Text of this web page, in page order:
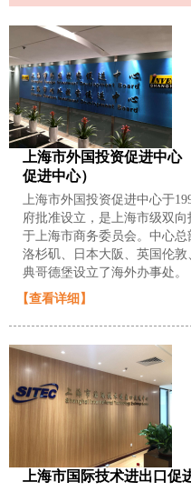
上海市外国投资促进中心
促进中心）
上海市外国投资促进中心于
府批准设立，是上海市级双
于上海市商务委员会。中心总
洛杉矶、日本大阪、英国伦
典哥德堡设立了海外办事处。
【查看详细】
上海市国际技术进出口促